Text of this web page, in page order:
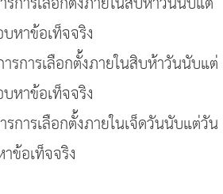
หาข้อเท็จจริง
รการเลือกตั้งภายในสิบห้าวันนับแต่
หาข้อเท็จจริง
การเลือกตั้งภายในเจ็ดวันนับแต่วัน
ข้อเท็จจริง